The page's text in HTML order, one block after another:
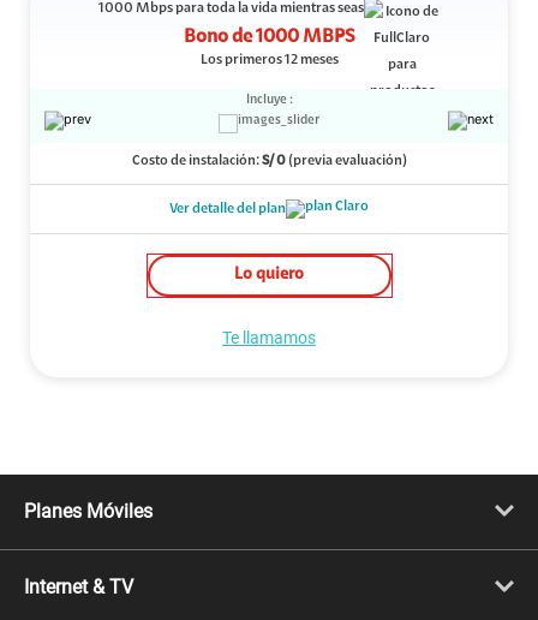
1000 Mbpspara toda la vida mientras seas
Bono de1000 MBPS
Los primeros 12 meses
Incluye :
Costo de instalación: S/0(previa evaluación)
Ver detalle del plan
Lo quiero
Te llamamos
Planes Móviles
Línea Nueva
Línea Adicional
Internet & TV